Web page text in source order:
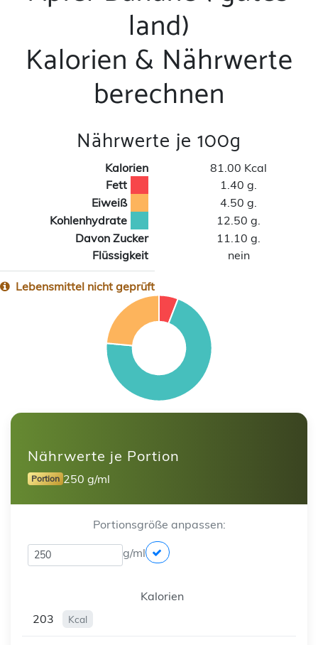
land)
Kalorien & Nährwerte
berechnen
Nährwerte je 100g
Kalorien
81.00 Kcal
Fett
1.40 g.
Eiweiß
4.50 g.
Kohlenhydrate
12.50 g.
Davon Zucker
11.10 g.
Flüssigkeit
nein
Lebensmittel nicht geprüft
Nährwerte je Portion
Portion 250 g/ml
Portionsgröße anpassen:
g/ml
Kalorien
203
Kcal